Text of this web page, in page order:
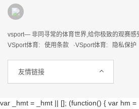
vsport— 非同寻常的体育世界,给你极致的观赛感
VSport体育: 使用条款 ·VSport体育: 隐私保护
友情链接
var _hmt = _hmt || []; (function() { var hm =